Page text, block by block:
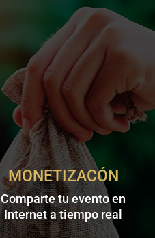
MONETIZACÓN
Comparte tu evento en
Internet a tiempo real